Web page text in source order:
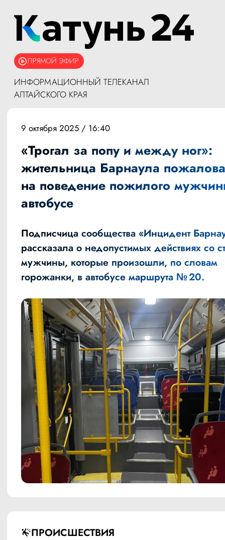
ПРЯМОЙ ЭФИР
ИНФОРМАЦИОННЫЙ ТЕЛЕКАНАЛ
АЛТАЙСКОГО КРАЯ
ПРОИСШЕСТВИЯ
9 октября 2025 / 16:40
«Трогал за попу и между ног»:
жительница Барнаула
на поведение пожилого
автобусе
Подписчица сообщества «Инцидент
рассказала о недопустимых действиях со
мужчины, которые произошли, по словам
горожанки, в автобусе маршрута № 20.